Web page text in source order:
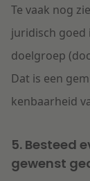
Te vaak nog
juridisch goed
doelgroep
Dat is een
kenbaarheid
5. Besteed
gewenst